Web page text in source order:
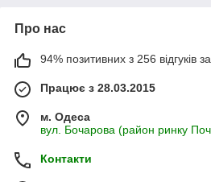
Про нас
94% позитивних з 256 відгуків за
Працює з 28.03.2015
м. Одеса
вул. Бочарова (район ринку
Контакти